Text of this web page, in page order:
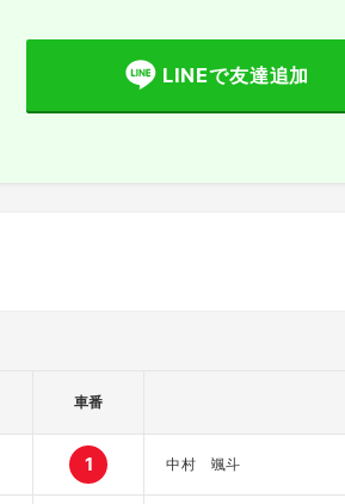
LINEで友達追加
車番
1 中村 颯斗